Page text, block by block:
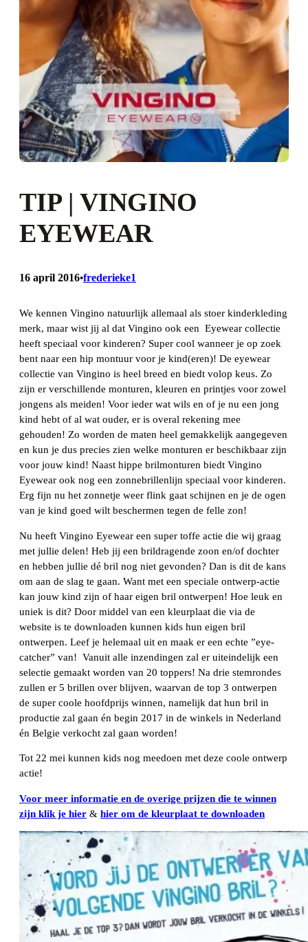
TIP | VINGINO
EYEWEAR
16 april 2016•frederieke1
We kennen Vingino natuurlijk allemaal als stoer kinderkleding
merk, maar wist jij al dat Vingino ook een Eyewear collectie
heeft speciaal voor kinderen? Super cool wanneer je op zoek
bent naar een hip montuur voor je kind(eren)! De eyewear
collectie van Vingino is heel breed en biedt volop keus. Zo
zijn er verschillende monturen, kleuren en printjes voor zowel
jongens als meiden! Voor ieder wat wils en of je nu een jong
kind hebt of al wat ouder, er is overal rekening mee
gehouden! Zo worden de maten heel gemakkelijk aangegeven
en kun je dus precies zien welke monturen er beschikbaar zijn
voor jouw kind! Naast hippe brilmonturen biedt Vingino
Eyewear ook nog een zonnebrillenlijn speciaal voor kinderen.
Erg fijn nu het zonnetje weer flink gaat schijnen en je de ogen
van je kind goed wilt beschermen tegen de felle zon!
Nu heeft Vingino Eyewear een super toffe actie die wij graag
met jullie delen! Heb jij een brildragende zoon en/of dochter
en hebben jullie dé bril nog niet gevonden? Dan is dit de kans
om aan de slag te gaan. Want met een speciale ontwerp-actie
kan jouw kind zijn of haar eigen bril ontwerpen! Hoe leuk en
uniek is dit? Door middel van een kleurplaat die via de
website is te downloaden kunnen kids hun eigen bril
ontwerpen. Leef je helemaal uit en maak er een echte ”eye-
catcher” van! Vanuit alle inzendingen zal er uiteindelijk een
selectie gemaakt worden van 20 toppers! Na drie stemrondes
zullen er 5 brillen over blijven, waarvan de top 3 ontwerpen
de super coole hoofdprijs winnen, namelijk dat hun bril in
productie zal gaan én begin 2017 in de winkels in Nederland
én Belgie verkocht zal gaan worden!
Tot 22 mei kunnen kids nog meedoen met deze coole ontwerp
actie!
Voor meer informatie en de overige prijzen die te winnen
zijn klik je hier & hier om de kleurplaat te downloaden